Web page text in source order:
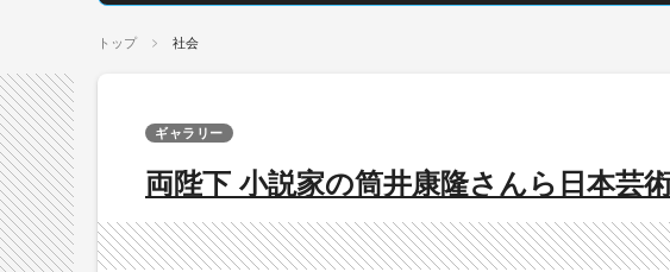
トップ 社会
両陛下 小説家の筒井康隆さんら日本芸
ギャラリー